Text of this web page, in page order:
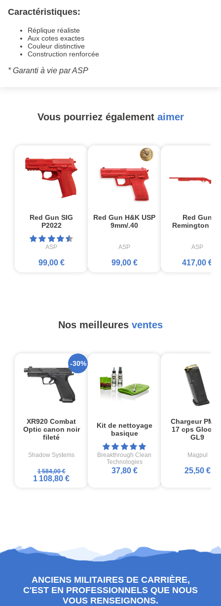
Caractéristiques:
Réplique réaliste
Aux cotes exactes
Couleur distinctive
Construction renforcée
* Garanti à vie par ASP
Vous pourriez également aimer
Red Gun SIG
P2022
ASP
99,00 €
Red Gun H&K USP
9mm/.40
ASP
99,00 €
Red Gun
Remington
ASP
417,00 €
Nos meilleures ventes
XR920 Combat
Optic canon noir
fileté
Shadow Systems
1 584,00 €
1 108,80 €
-30%
Kit de nettoyage
basique
Breakthrough Clean
Technologies
37,80 €
Chargeur
17 cps
GL9
Magpul
25,50 €
ANCIENS MILITAIRES DE CARRIÈRE,
C'EST EN PROFESSIONNELS QUE NOUS
VOUS RENSEIGNONS.